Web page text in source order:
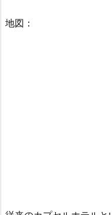
地図：